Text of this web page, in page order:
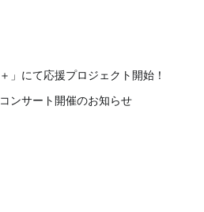
」にて応援プロジェクト開始！
ンサート開催のお知らせ